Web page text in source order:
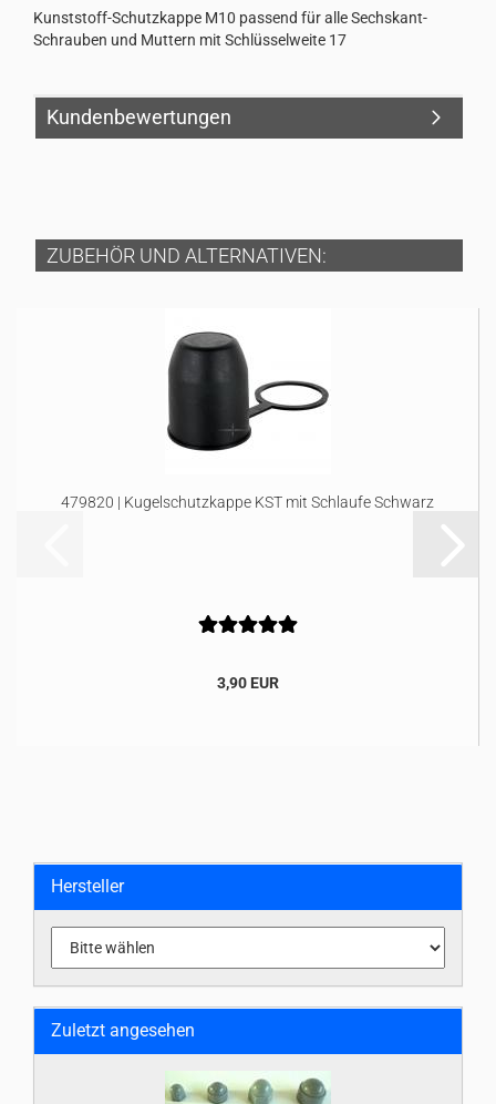
Kunststoff-Schutzkappe M10 passend für alle Sechskant-
Schrauben und Muttern mit Schlüsselweite 17
Kundenbewertungen
ZUBEHÖR UND ALTERNATIVEN:
479820 | Kugelschutzkappe KST mit Schlaufe Schwarz
3,90 EUR
Hersteller
Zuletzt angesehen